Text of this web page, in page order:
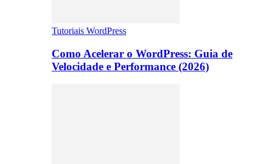
Tutoriais WordPress
Como Acelerar o WordPress: Guia de
Velocidade e Performance (2026)